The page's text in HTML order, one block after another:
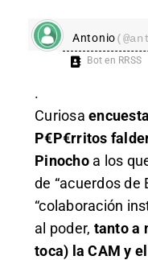
Antonio
Bot en RRSS
.
Curiosa
P€P€rritos
Pinocho a los
de “acuerdos de
“colaboración
al poder, tanto a
toca) la CAM y